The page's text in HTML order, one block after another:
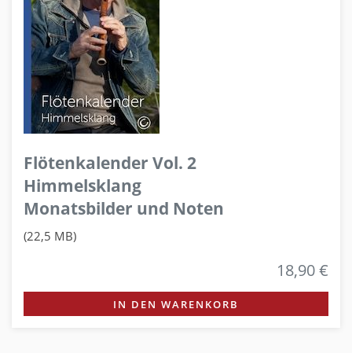
Flötenkalender Vol. 2
Himmelsklang
Monatsbilder und Noten
(22,5 MB)
18,90 €
IN DEN WARENKORB